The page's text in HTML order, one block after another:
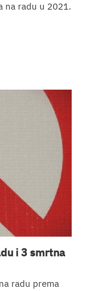
na radu u 2021.
i 3 smrtna
radu prema